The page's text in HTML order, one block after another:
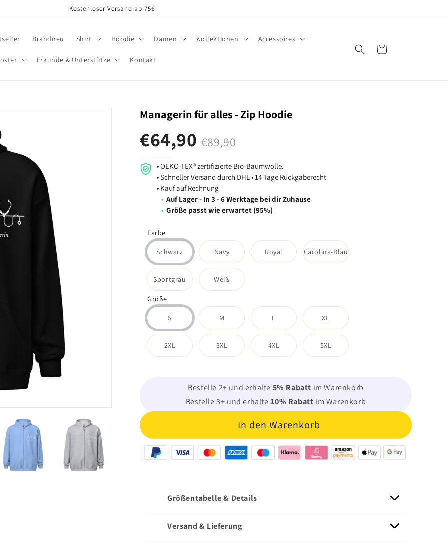
Kostenloser Versand ab 75€
Brandneu Shirt Hoodie Damen Kollektionen Accessoires
Erkunde & Unterstütze Kontakt
Warenkorb
Managerin für alles - Zip Hoodie
€64,90 €89,90
• OEKO-TEX® zertifizierte Bio-Baumwolle.
• Schneller Versand durch DHL • 14 Tage Rückgaberecht
• Kauf auf Rechnung
• Auf Lager - In 3 - 6 Werktage bei dir Zuhause
• Größe passt wie erwartet (95%)
Farbe
Schwarz Navy Royal Carolina-Blau
Sportgrau Weiß
Größe
S M L XL
2XL 3XL 4XL 5XL
Bestelle 2+ und erhalte 5% Rabatt im Warenkorb
Bestelle 3+ und erhalte10% Rabatt im Warenkorb
In den Warenkorb
Größentabelle & Details
Versand & Lieferung